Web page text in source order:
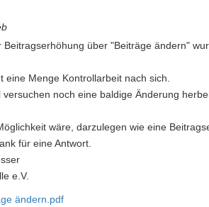
Beitragserhöhung über "Beiträge ändern"
eine Menge Kontrollarbeit nach sich.
versuchen noch eine baldige Änderung
wäre, darzulegen wie eine
für eine Antwort.
e.V.
ändern.pdf